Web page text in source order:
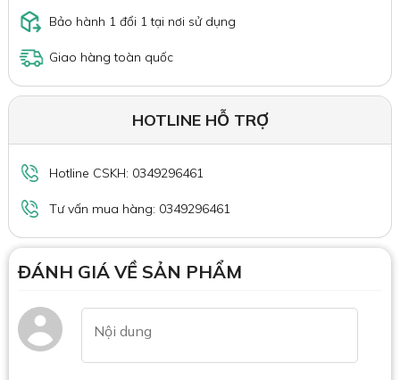
Bảo hành 1 đổi 1 tại nơi sử dụng
Giao hàng toàn quốc
HOTLINE HỖ TRỢ
Hotline CSKH: 0349296461
Tư vấn mua hàng: 0349296461
ĐÁNH GIÁ VỀ SẢN PHẨM